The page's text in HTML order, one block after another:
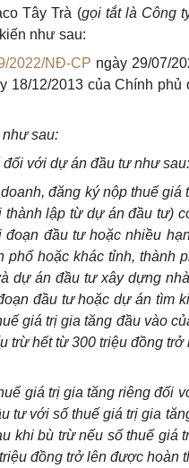
Tây Trà (gọi tắt là Công
như sau:
2022/NĐ-CP ngày 29/07/
18/12/2013 của Chính
như sau:
với dự án đầu tư như
đăng ký nộp thuế
lập từ dự án đầu tư)
đầu tư hoặc nhiều
hoặc khác tỉnh, thành
dự án đầu tư xây dựng
đầu tư hoặc dự án tìm
giá trị gia tăng đầu vào
trừ hết từ 300 triệu đồng
giá trị gia tăng riêng đối
tư với số thuế giá trị gia
khi bù trừ nếu số thuế giá
đồng trở lên được hoàn